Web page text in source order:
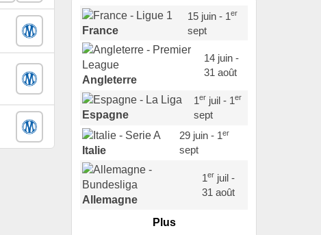
France
15 juin - 1er
sept
Angleterre
14 juin -
31 août
Espagne
1erjuil - 1er
sept
Italie
29 juin - 1er
sept
Allemagne
1erjuil -
31 août
Plus